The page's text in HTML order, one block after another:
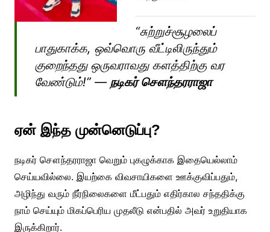
“சுற்றுச்சூழலைப்
பாதுகாக்க, ஒவ்வொரு வீட்டிலிருந்தும்
குறைந்தது ஒருவராவது களத்திற்கு வர
வேண்டும்!” — நடிகர் சௌந்தரராஜா
ஏன் இந்த முன்னெடுப்பு?
நடிகர் சௌந்தரராஜா வெறும் புகழுக்காக இதையெல்லாம்
செய்யவில்லை. இயற்கை விவசாயிகளை ஊக்குவிப்பதும்,
அழிந்து வரும் நீர்நிலைகளை மீட்பதும் எதிர்கால சந்ததிக்கு
நாம் செய்யும் மிகப்பெரிய முதலீடு என்பதில் அவர் உறுதியாக
இருக்கிறார்.